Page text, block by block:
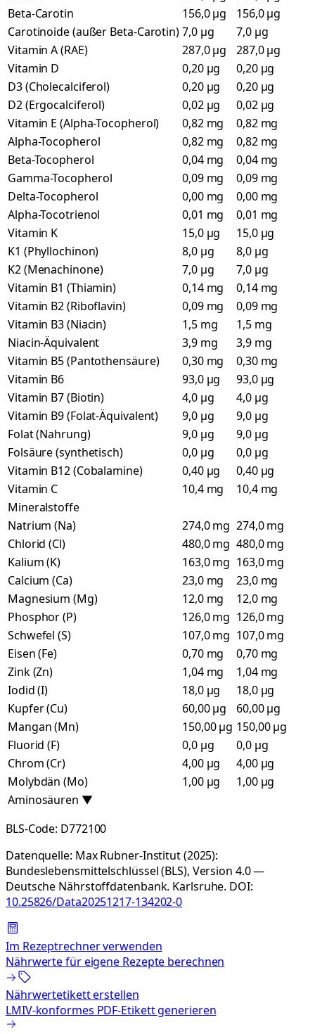
Beta-Carotin
156,0 µg
156,0 µg
Carotinoide (außer Beta-Carotin)7,0 µg
7,0 µg
Vitamin A (RAE)
287,0 µg
287,0 µg
Vitamin D
0,20 µg
0,20 µg
D3 (Cholecalciferol)
0,20 µg
0,20 µg
D2 (Ergocalciferol)
0,02 µg
0,02 µg
Vitamin E (Alpha-Tocopherol)
0,82 mg
0,82 mg
Alpha-Tocopherol
0,82 mg
0,82 mg
Beta-Tocopherol
0,04 mg
0,04 mg
Gamma-Tocopherol
0,09 mg
0,09 mg
Delta-Tocopherol
0,00 mg
0,00 mg
Alpha-Tocotrienol
0,01 mg
0,01 mg
Vitamin K
15,0 µg
15,0 µg
K1 (Phyllochinon)
8,0 µg
8,0 µg
K2 (Menachinone)
7,0 µg
7,0 µg
Vitamin B1 (Thiamin)
0,14 mg
0,14 mg
Vitamin B2 (Riboflavin)
0,09 mg
0,09 mg
Vitamin B3 (Niacin)
1,5 mg
1,5 mg
Niacin-Äquivalent
3,9 mg
3,9 mg
Vitamin B5 (Pantothensäure)
0,30 mg
0,30 mg
Vitamin B6
93,0 µg
93,0 µg
Vitamin B7 (Biotin)
4,0 µg
4,0 µg
Vitamin B9 (Folat-Äquivalent)
9,0 µg
9,0 µg
Folat (Nahrung)
9,0 µg
9,0 µg
Folsäure (synthetisch)
0,0 µg
0,0 µg
Vitamin B12 (Cobalamine)
0,40 µg
0,40 µg
Vitamin C
10,4 mg
10,4 mg
Mineralstoffe
Natrium (Na)
274,0 mg 274,0 mg
Chlorid (Cl)
480,0 mg 480,0 mg
Kalium (K)
163,0 mg 163,0 mg
Calcium (Ca)
23,0 mg
23,0 mg
Magnesium (Mg)
12,0 mg
12,0 mg
Phosphor (P)
126,0 mg 126,0 mg
Schwefel (S)
107,0 mg 107,0 mg
Eisen (Fe)
0,70 mg
0,70 mg
Zink (Zn)
1,04 mg
1,04 mg
Iodid (I)
18,0 µg
18,0 µg
Kupfer (Cu)
60,00 µg
60,00 µg
Mangan (Mn)
150,00 µg 150,00 µg
Fluorid (F)
0,0 µg
0,0 µg
Chrom (Cr)
4,00 µg
4,00 µg
Molybdän (Mo)
1,00 µg
1,00 µg
Aminosäuren ▼
BLS-Code: D772100
Datenquelle: Max Rubner-Institut (2025):
Bundeslebensmittelschlüssel (BLS), Version 4.0 —
Deutsche Nährstoffdatenbank. Karlsruhe. DOI:
10.25826/Data20251217-134202-0
Im Rezeptrechner verwenden
Nährwerte für eigene Rezepte berechnen
Nährwertetikett erstellen
LMIV-konformes PDF-Etikett generieren